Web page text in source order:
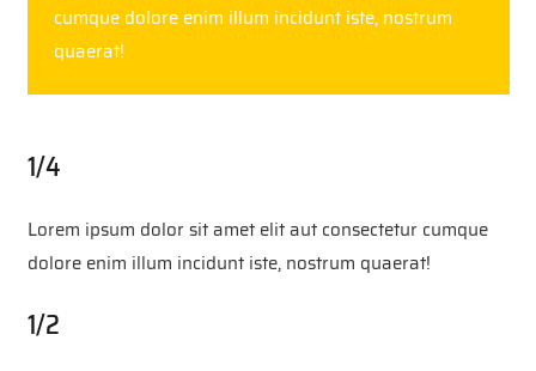
cumque dolore enim illum incidunt iste, nostrum
quaerat!
1/4
Lorem ipsum dolor sit amet elit aut consectetur cumque
dolore enim illum incidunt iste, nostrum quaerat!
1/2